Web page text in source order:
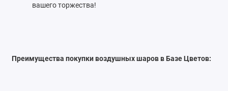
вашего торжества!
Преимущества покупки воздушных шаров в Базе Цветов: